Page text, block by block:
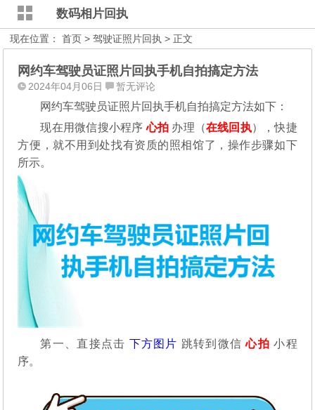
数码相片回执
现在位置：首页 >驾驶证照片回执 > 正文
网约车驾驶员证照片回执手机自拍搞定方法
2024年04月06日 暂无评论
网约车驾驶员证照片回执手机自拍搞定方法如下：
现在用微信搜小程序心拍 办理（在线回执），快捷
方便，就不用到处找有资质的照相馆了，操作步骤如下
所示。
第一、直接点击 下方图片 跳转到微信心拍小程
序。